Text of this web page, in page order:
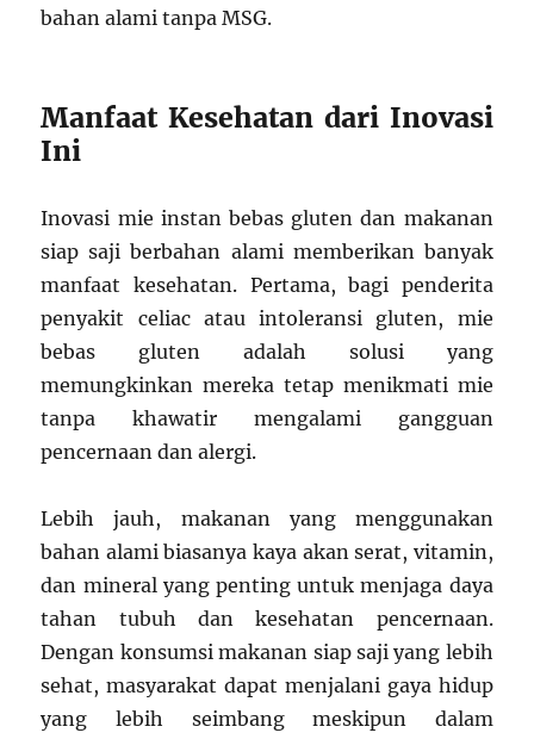
bahan alami tanpa MSG.
Manfaat Kesehatan dari Inovasi
Ini
Inovasi mie instan bebas gluten dan makanan
siap saji berbahan alami memberikan banyak
manfaat kesehatan. Pertama, bagi penderita
penyakit celiac atau intoleransi gluten, mie
bebas gluten adalah solusi yang
memungkinkan mereka tetap menikmati mie
tanpa khawatir mengalami gangguan
pencernaan dan alergi.
Lebih jauh, makanan yang menggunakan
bahan alami biasanya kaya akan serat, vitamin,
dan mineral yang penting untuk menjaga daya
tahan tubuh dan kesehatan pencernaan.
Dengan konsumsi makanan siap saji yang lebih
sehat, masyarakat dapat menjalani gaya hidup
yang lebih seimbang meskipun dalam